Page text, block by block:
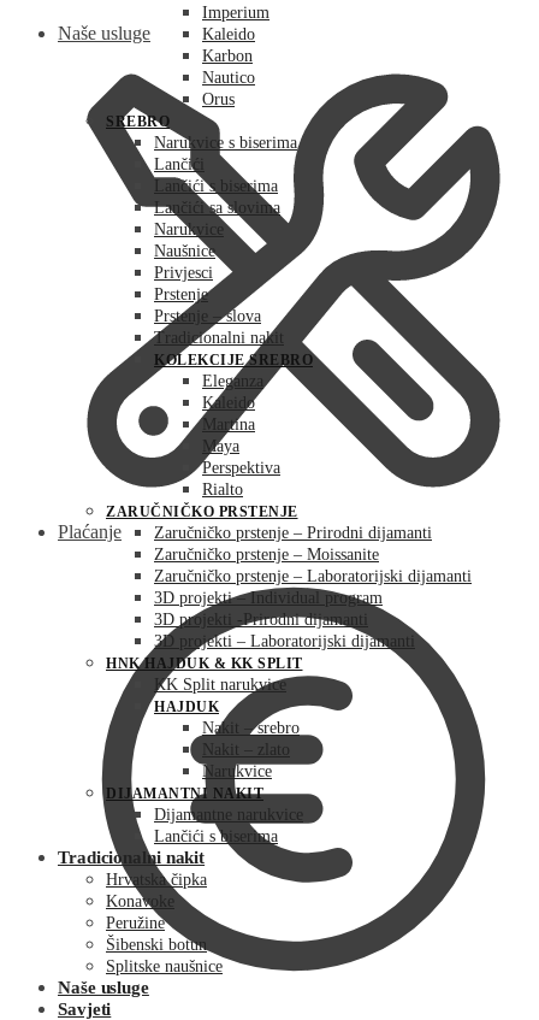
Naše usluge
Plaćanje
Imperium
Kaleido
Karbon
Nautico
Orus
SREBRO
Narukvice s biserima
Lančići
Lančići s biserima
Lančići sa slovima
Narukvice
Naušnice
Privjesci
Prstenje
Prstenje – slova
Tradicionalni nakit
KOLEKCIJE SREBRO
Eleganza
Kaleido
Martina
Maya
Perspektiva
Rialto
ZARUČNIČKO PRSTENJE
Zaručničko prstenje – Prirodni dijamanti
Zaručničko prstenje – Moissanite
Zaručničko prstenje – Laboratorijski dijamanti
3D projekti – Individual program
3D projekti -Prirodni dijamanti
3D projekti – Laboratorijski dijamanti
HNK HAJDUK & KK SPLIT
KK Split narukvice
HAJDUK
Nakit – srebro
Nakit – zlato
Narukvice
DIJAMANTNI NAKIT
Dijamantne narukvice
Lančići s biserima
Tradicionalni nakit
Hrvatska čipka
Konavoke
Peružine
Šibenski botun
Splitske naušnice
Naše usluge
Savjeti